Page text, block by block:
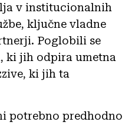
v institucionalnih
ključne vladne
Poglobili se
ki jih odpira umetna
ki jih ta
potrebno predhodno